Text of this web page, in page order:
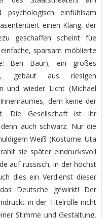
einfühlsam
einen Klang, der
geschaffen scheint füe
sparsam möblierte
Ben Baur), ein großes
gebaut aus riesigen
und wieder Licht (Michael
dem keine der
Die Gesellschaft ist ihr
auch schwarz. Nur die
Weiß (Kostüme: Uta
sie später eindrucksvoll
auf russisch, in der höchst
dies ein Verdienst dieser
Deutsche gewirkt! Der
in der Titelrolle nicht
Stimme und Gestaltung,